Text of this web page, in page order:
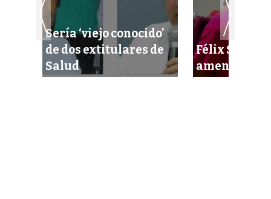
Sería ‘viejo conocido’
de dos extitulares de
Salud
Félix Selem
amenazas